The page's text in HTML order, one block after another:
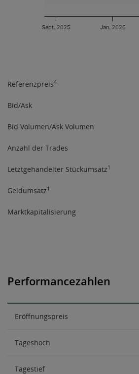
Mit Ihrer Zustimmung bestätigen
Informationen erhalten und
www.wienerborse.at/
www.wienerborse.at/
Sept. 2025 Jan. 2026
Referenzpreis4
Bid/Ask
Bid Volumen/Ask Volumen
Anzahl der Trades
Letztgehandelter Stückumsatz1
Geldumsatz1
Marktkapitalisierung
Performancezahlen
Eröffnungspreis
Tageshoch
Tagestief